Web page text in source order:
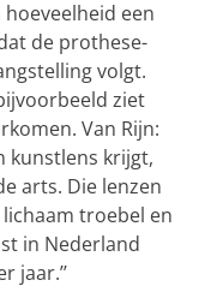
een
de prothese-
volgt.
ziet
Van Rijn:
kunstlens krijgt,
arts. Die lenzen
troebel en
in Nederland
jaar.’’